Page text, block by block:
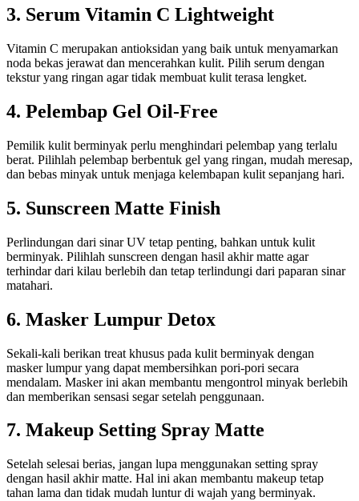
3. Serum Vitamin C Lightweight
Vitamin C merupakan antioksidan yang baik untuk menyamarkan
noda bekas jerawat dan mencerahkan kulit. Pilih serum dengan
tekstur yang ringan agar tidak membuat kulit terasa lengket.
4. Pelembap Gel Oil-Free
Pemilik kulit berminyak perlu menghindari pelembap yang terlalu
berat. Pilihlah pelembap berbentuk gel yang ringan, mudah meresap,
dan bebas minyak untuk menjaga kelembapan kulit sepanjang hari.
5. Sunscreen Matte Finish
Perlindungan dari sinar UV tetap penting, bahkan untuk kulit
berminyak. Pilihlah sunscreen dengan hasil akhir matte agar
terhindar dari kilau berlebih dan tetap terlindungi dari paparan sinar
matahari.
6. Masker Lumpur Detox
Sekali-kali berikan treat khusus pada kulit berminyak dengan
masker lumpur yang dapat membersihkan pori-pori secara
mendalam. Masker ini akan membantu mengontrol minyak berlebih
dan memberikan sensasi segar setelah penggunaan.
7. Makeup Setting Spray Matte
Setelah selesai berias, jangan lupa menggunakan setting spray
dengan hasil akhir matte. Hal ini akan membantu makeup tetap
tahan lama dan tidak mudah luntur di wajah yang berminyak.